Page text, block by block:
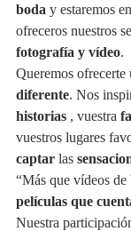
boda y estaremos en
ofreceros nuestros
fotografía y vídeo.
Queremos ofrecerte
diferente. Nos
historias , vuestra
vuestros lugares
captar las
“Más que vídeos de
películas que
Nuestra